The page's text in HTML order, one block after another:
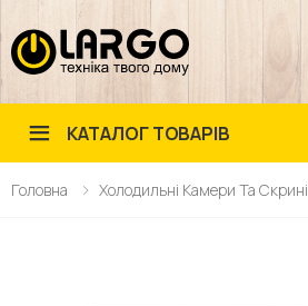
КАТАЛОГ ТОВАРІВ
Головна Холодильні Камери Та Скрині